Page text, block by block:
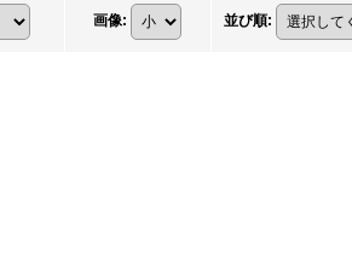
画像: 並び順: